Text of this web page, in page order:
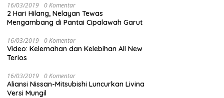
16/03/2019 0 Komentar
2 Hari Hilang, Nelayan Tewas
Mengambang di Pantai Cipalawah Garut
16/03/2019 0 Komentar
Video: Kelemahan dan Kelebihan All New
Terios
16/03/2019 0 Komentar
Aliansi Nissan-Mitsubishi Luncurkan Livina
Versi Mungil